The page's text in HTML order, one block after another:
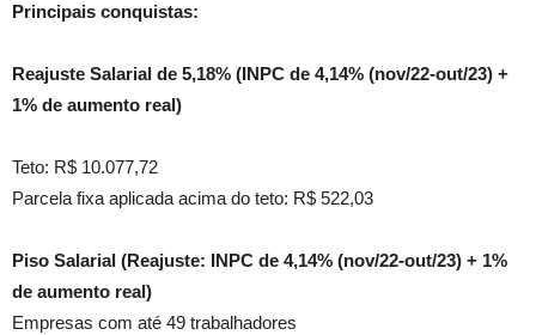
Principais conquistas:
Reajuste Salarial de 5,18% (INPC de 4,14% (nov/22-out/23) +
1% de aumento real)
Teto: R$ 10.077,72
Parcela fixa aplicada acima do teto: R$ 522,03
Piso Salarial (Reajuste: INPC de 4,14% (nov/22-out/23) + 1%
de aumento real)
Empresas com até 49 trabalhadores